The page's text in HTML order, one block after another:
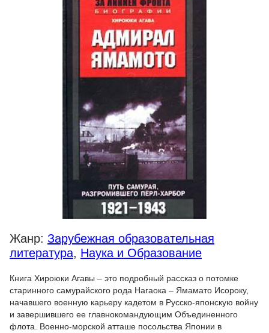
Жанр: Зарубежная образовательная
литература, Наука и Образование
Книга Хироюки Агавы – это подробный рассказ о потомке
старинного самурайского рода Нагаока – Ямамато Исороку,
начавшего военную карьеру кадетом в Русско-японскую войну
и завершившего ее главнокомандующим Объединенного
флота. Военно-морской атташе посольства Японии в